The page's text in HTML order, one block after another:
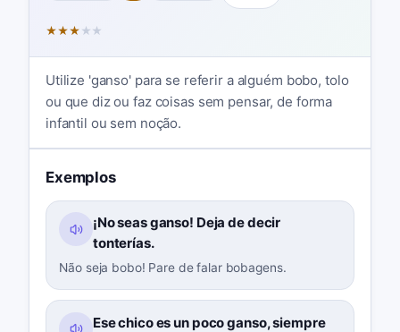
★★★ ★ ★
Utilize 'ganso' para se referir a alguém bobo, tolo
ou que diz ou faz coisas sem pensar, de forma
infantil ou sem noção.
Exemplos
¡No seas ganso! Deja de decir
tonterías.
Não seja bobo! Pare de falar bobagens.
Ese chico es un poco ganso, siempre